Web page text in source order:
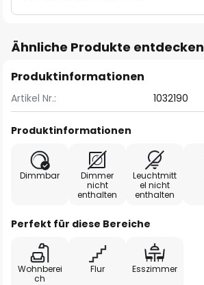
Ähnliche Produkte entdecken
Produktinformationen
Artikel Nr.: 1032190
Produktinformationen
Dimmbar
Dimmer
nicht
enthalten
Leuchtmitt
el nicht
enthalten
Perfekt für diese Bereiche
Wohnberei
ch
Flur Esszimmer